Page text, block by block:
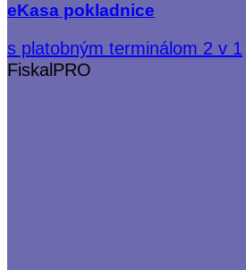
eKasa pokladnice
s platobným terminálom 2 v 1
FiskalPRO